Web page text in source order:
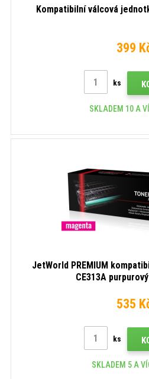
Kompatibilní válcová
399
ks
SKLADEM 10 A
JetWorld PREMIUM
CE313A
535
ks
SKLADEM 5 A